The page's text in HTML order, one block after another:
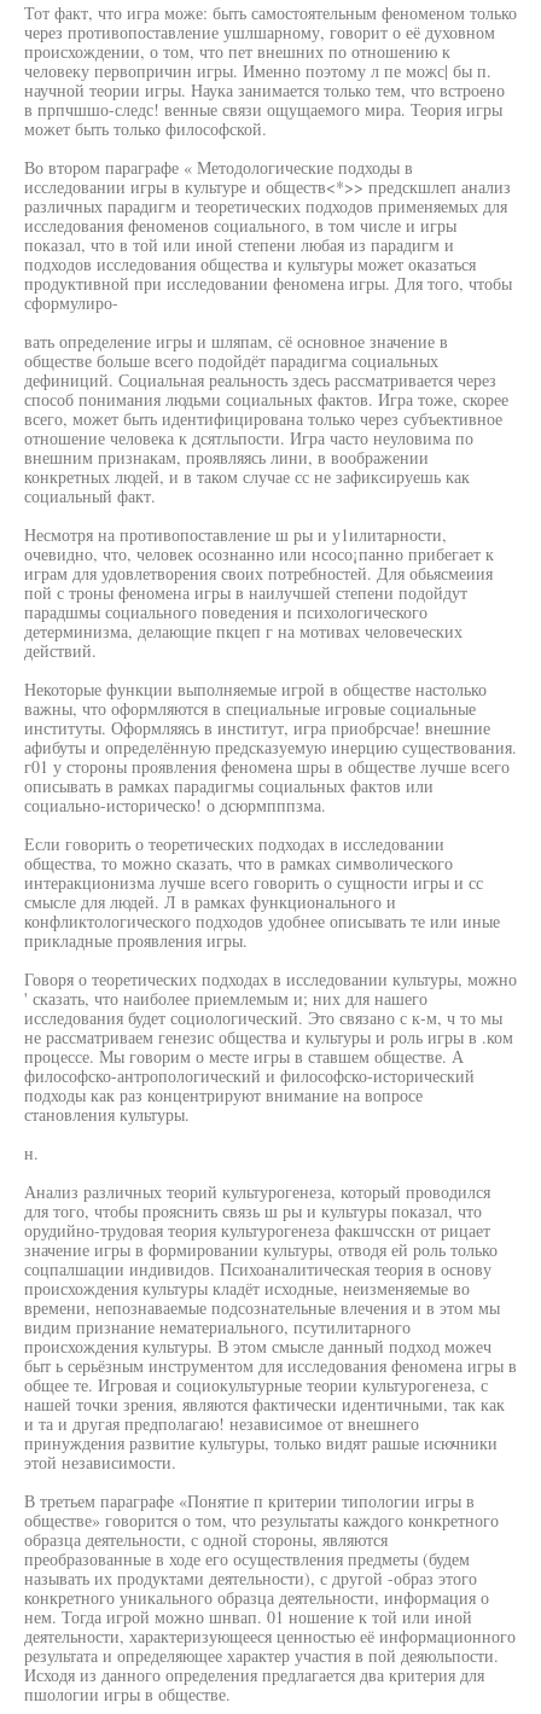
Тот факт, что игра може: быть самостоятельным феноменом только
через противопоставление ушлшарному, говорит о её духовном
происхождении, о том, что пет внешних по отношению к
человеку первопричин игры. Именно поэтому л пе можс| бы п.
научной теории игры. Наука занимается только тем, что встроено
в прпчшшо-следс! венные связи ощущаемого мира. Теория игры
может быть только философской.
Во втором параграфе « Методологические подходы в
исследовании игры в культуре и обществ<*>> предскшлеп анализ
различных парадигм и теоретических подходов применяемых для
исследования феноменов социального, в том числе и игры
показал, что в той или иной степени любая из парадигм и
подходов исследования общества и культуры может оказаться
продуктивной при исследовании феномена игры. Для того, чтобы
сформулиро-
вать определение игры и шляпам, сё основное значение в
обществе больше всего подойдёт парадигма социальных
дефиниций. Социальная реальность здесь рассматривается через
способ понимания людьми социальных фактов. Игра тоже, скорее
всего, может быть идентифицирована только через субъективное
отношение человека к дсятльпости. Игра часто неуловима по
внешним признакам, проявляясь лини, в воображении
конкретных людей, и в таком случае сс не зафиксируешь как
социальный факт.
Несмотря на противопоставление ш ры и у1илитарности,
очевидно, что, человек осознанно или нсосо¡панно прибегает к
играм для удовлетворения своих потребностей. Для обьясмеиия
пой с троны феномена игры в наилучшей степени подойдут
парадшмы социального поведения и психологического
детерминизма, делающие пкцеп г на мотивах человеческих
действий.
Некоторые функции выполняемые игрой в обществе настолько
важны, что оформляются в специальные игровые социальные
институты. Оформляясь в институт, игра приобрсчае! внешние
афибуты и определённую предсказуемую инерцию существования.
г01 у стороны проявления феномена шры в обществе лучше всего
описывать в рамках парадигмы социальных фактов или
социально-историческо! о дсюрмпппзма.
Если говорить о теоретических подходах в исследовании
общества, то можно сказать, что в рамках символического
интеракционизма лучше всего говорить о сущности игры и сс
смысле для людей. Л в рамках функционального и
конфликтологического подходов удобнее описывать те или иные
прикладные проявления игры.
Говоря о теоретических подходах в исследовании культуры, можно
' сказать, что наиболее приемлемым и; них для нашего
исследования будет социологический. Это связано с к-м, ч то мы
не рассматриваем генезис общества и культуры и роль игры в .ком
процессе. Мы говорим о месте игры в ставшем обществе. А
философско-антропологический и философско-исторический
подходы как раз концентрируют внимание на вопросе
становления культуры.
н.
Анализ различных теорий культурогенеза, который проводился
для того, чтобы прояснить связь ш ры и культуры показал, что
орудийно-трудовая теория культурогенеза факшчсскн от рицает
значение игры в формировании культуры, отводя ей роль только
соцпалшации индивидов. Психоаналитическая теория в основу
происхождения культуры кладёт исходные, неизменяемые во
времени, непознаваемые подсознательные влечения и в этом мы
видим признание нематериального, псутилитарного
происхождения культуры. В этом смысле данный подход можеч
быт ь серьёзным инструментом для исследования феномена игры в
общее те. Игровая и социокультурные теории культурогенеза, с
нашей точки зрения, являются фактически идентичными, так как
и та и другая предполагаю! независимое от внешнего
принуждения развитие культуры, только видят рашые исючники
этой независимости.
В третьем параграфе «Понятие п критерии типологии игры в
обществе» говорится о том, что результаты каждого конкретного
образца деятельности, с одной стороны, являются
преобразованные в ходе его осуществления предметы (будем
называть их продуктами деятельности), с другой -образ этого
конкретного уникального образца деятельности, информация о
нем. Тогда игрой можно шнвап. 01 ношение к той или иной
деятельности, характеризующееся ценностью её информационного
результата и определяющее характер участия в пой деяюльпости.
Исходя из данного определения предлагается два критерия для
пшологии игры в обществе.